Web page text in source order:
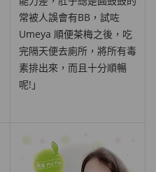
常被人誤會有BB，試咗
Umeya 順便茶梅之後，吃
完隔天便去廁所，將所有毒
素排出來，而且十分順暢
呢!」